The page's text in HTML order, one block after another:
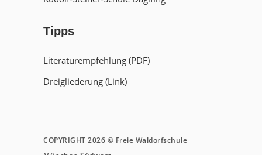
Tipps
Literaturempfehlung (PDF)
Dreigliederung (Link)
COPYRIGHT 2026 © Freie Waldorfschule